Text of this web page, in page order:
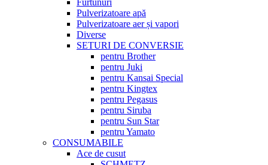
Furtunuri
Pulverizatoare apă
Pulverizatoare aer și vapori
Diverse
SETURI DE CONVERSIE
pentru Brother
pentru Juki
pentru Kansai Special
pentru Kingtex
pentru Pegasus
pentru Siruba
pentru Sun Star
pentru Yamato
CONSUMABILE
Ace de cusut